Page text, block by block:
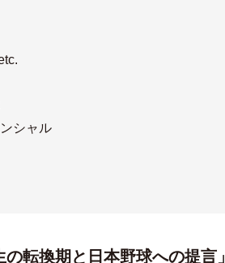
シャル
転換期と日本野球への提言」